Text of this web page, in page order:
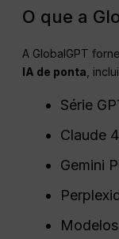
O que a
A GlobalGPT
IA de ponta ,
Série
Claude
Gemini